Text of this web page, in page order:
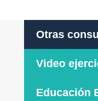
Otras
Video
Educación